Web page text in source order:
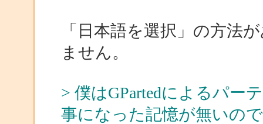
「日本語を選択」の方法
ません。
> 僕はGPartedによるパー
事になった記憶が無いの